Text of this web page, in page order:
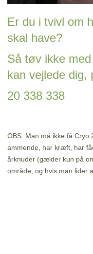
Er du i tvivl om
skal have?
Så tøv ikke
kan vejlede dig,
20 338 338
OBS. Man må ikke få Cryo
ammende, har kræft, har
årknuder (gælder kun på
område, og hvis man lider